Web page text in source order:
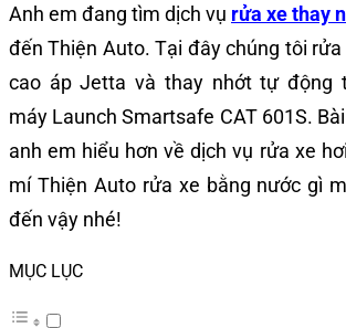
Anh em đang tìm dịch vụ rửa xe thay
đến Thiện Auto. Tại đây chúng tôi
cao áp Jetta và thay nhớt tự động
máy Launch Smartsafe CAT 601S.
anh em hiểu hơn về dịch vụ rửa xe
mí Thiện Auto rửa xe bằng nước gì
đến vậy nhé!
MỤC LỤC